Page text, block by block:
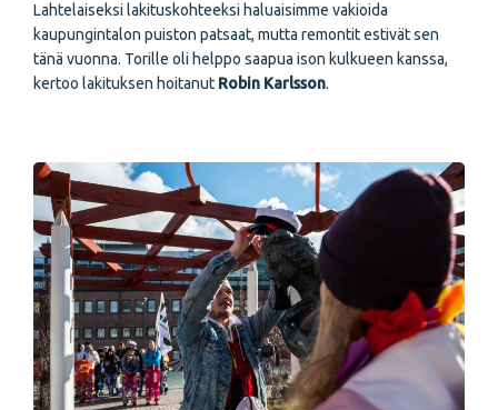
Lahtelaiseksi lakituskohteeksi haluaisimme vakioida
kaupungintalon puiston patsaat, mutta remontit estivät sen
tänä vuonna. Torille oli helppo saapua ison kulkueen kanssa,
kertoo lakituksen hoitanut Robin Karlsson.